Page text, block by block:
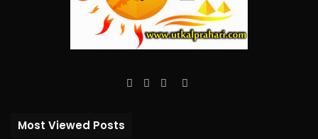
Facebook
TwitterYouTube
Instagram
Most Viewed Posts